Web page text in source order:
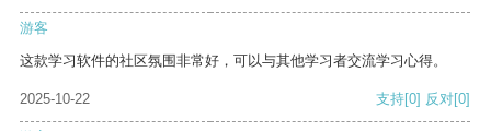
游客
这款学习软件的社区氛围非常好，可以与其他学习者交流学习心得。
2025-10-22 支持[0] 反对[0]